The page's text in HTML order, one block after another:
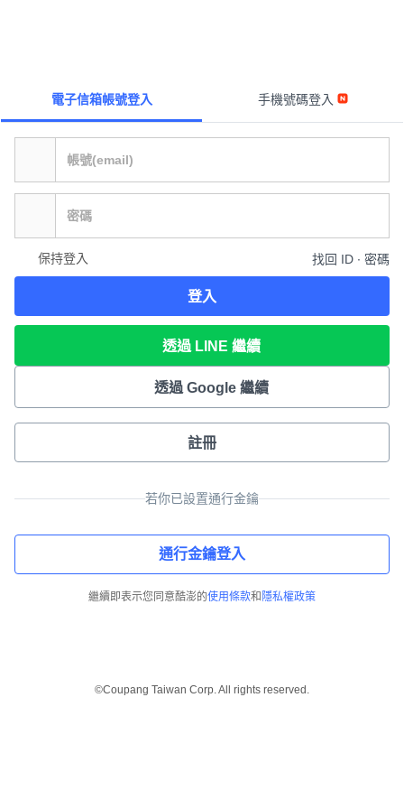
電子信箱帳號登入 手機號碼登入
保持登入 找回 ID ∙ 密碼
登入
透過 LINE 繼續
透過 Google 繼續
註冊
若你已設置通行金鑰
通行金鑰登入
繼續即表示您同意酷澎的使用條款和 隱私權政策
©Coupang Taiwan Corp. All rights reserved.